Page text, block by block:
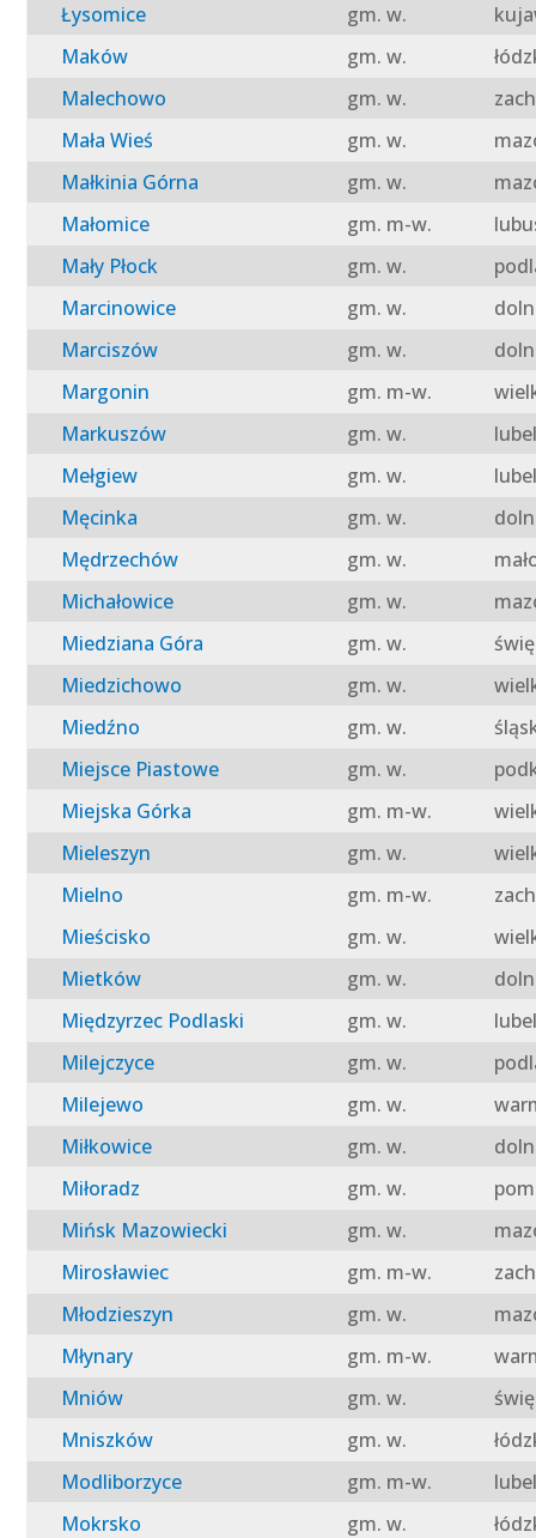
Łysomice
gm. w.
Maków
gm. w.
Malechowo
gm. w.
Mała Wieś
gm. w.
Małkinia Górna
gm. w.
Małomice
gm. m-w.
Mały Płock
gm. w.
Marcinowice
gm. w.
Marciszów
gm. w.
Margonin
gm. m-w.
Markuszów
gm. w.
Mełgiew
gm. w.
Męcinka
gm. w.
Mędrzechów
gm. w.
Michałowice
gm. w.
Miedziana Góra
gm. w.
Miedzichowo
gm. w.
Miedźno
gm. w.
Miejsce Piastowe
gm. w.
Miejska Górka
gm. m-w.
Mieleszyn
gm. w.
Mielno
gm. m-w.
Mieścisko
gm. w.
Mietków
gm. w.
Międzyrzec Podlaski
gm. w.
Milejczyce
gm. w.
Milejewo
gm. w.
Miłkowice
gm. w.
Miłoradz
gm. w.
Mińsk Mazowiecki
gm. w.
Mirosławiec
gm. m-w.
Młodzieszyn
gm. w.
Młynary
gm. m-w.
Mniów
gm. w.
Mniszków
gm. w.
Modliborzyce
gm. m-w.
Mokrsko
gm. w.